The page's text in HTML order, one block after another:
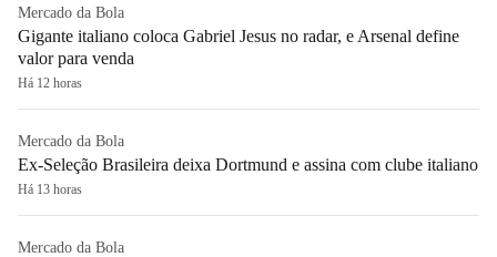
Mercado da Bola
Gigante italiano coloca Gabriel Jesus no radar, e Arsenal define
valor para venda
Há 12 horas
Mercado da Bola
Ex-Seleção Brasileira deixa Dortmund e assina com clube italiano
Há 13 horas
Mercado da Bola